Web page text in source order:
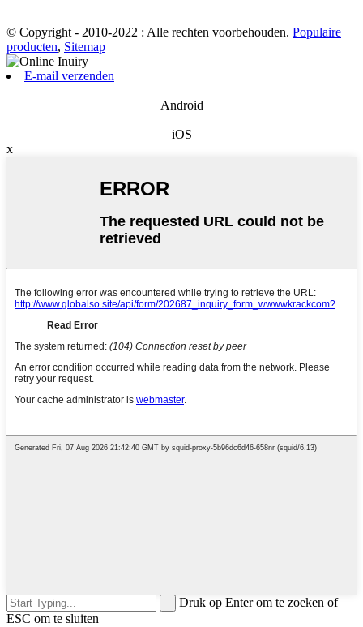
© Copyright - 2010-2022 : Alle rechten voorbehouden. Populaire
producten, Sitemap
E-mail verzenden
Android
iOS
x
Druk op Enter om te zoeken of
ESC om te sluiten